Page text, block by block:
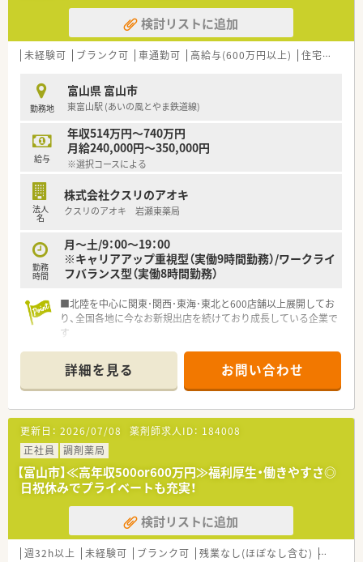
検討リストに追加
未経験可 ブランク可 車通勤可 高給与(600万円以上) 住宅補助(手当)あり
勤務地
富山県 富山市
東富山駅 (あいの風とやま鉄道線)
給与
年収514万円～740万円
月給240,000円～350,000円
※選択コースによる
法人
名
株式会社クスリのアオキ
クスリのアオキ 岩瀬東薬局
勤務
時間
月～土/9：00〜19：00
※キャリアアップ重視型（実働9時間勤務）/ワークライ
フバランス型（実働8時間勤務）
■北陸を中心に関東･関西･東海･東北と600店舗以上展開してお
り、全国各地に今なお新規出店を続けており成長している企業で
す
≪年収600万(9時間勤務)or500万(8時間勤務)≫事が可能です
です
■多様なキャリアパスがあり「DI業務･運営･採用・バイヤー・人材
教育」といった他の職種へのチャレンジも可能です
■調剤過誤率は、ひと月あたり「0.02%」程度と殆ど過誤が発生
しにくい環境なので安心して働く事が出来ます
■｢2年目で薬局長・4年目でエリアマネージャー(SV)」に昇格でき
るなど、成長中の企業だから昇格チャンスも多い企業です
■音声入力の薬歴･ピッキングサポートシステム･薬歴閲覧用の
タブレット設置など、薬剤師が安心して働く事が出来る様に最新
の機械を導入されています
■有給取得率は全社員平均80％、年一回1週間程度の長期連休取
得できるリフレッシュ制度があります
詳細を見る お問い合わせ
更新日： 2026/07/08 薬剤師求人ID： 184008
正社員
調剤薬局
【富山市】≪高年収500or600万円≫福利厚生・働きやすさ◎
日祝休みでプライベートも充実！
検討リストに追加
週32h以上 未経験可 ブランク可 残業なし(ほぼなし含む) 車通勤